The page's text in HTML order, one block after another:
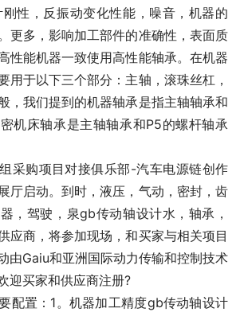
性，反振动变化性能，噪音，机器的
更多，影响加工部件的准确性，表面质
性能机器一致使用高性能轴承。在机器
用于以下三个部分：主轴，滚珠丝杠，
，我们提到的机器轴承是指主轴轴承和
机床轴承是主轴轴承和P5的螺杆轴承
采购项目对接俱乐部-汽车电源链创作
厅启动。到时，液压，气动，密封，齿
，驾驶，泉gb传动轴设计水，轴承，
应商，将参加现场，和买家与相关项目
由Gaiu和亚洲国际动力传输和控制技术
迎买家和供应商注册?
配置：1。机器加工精度gb传动轴设计